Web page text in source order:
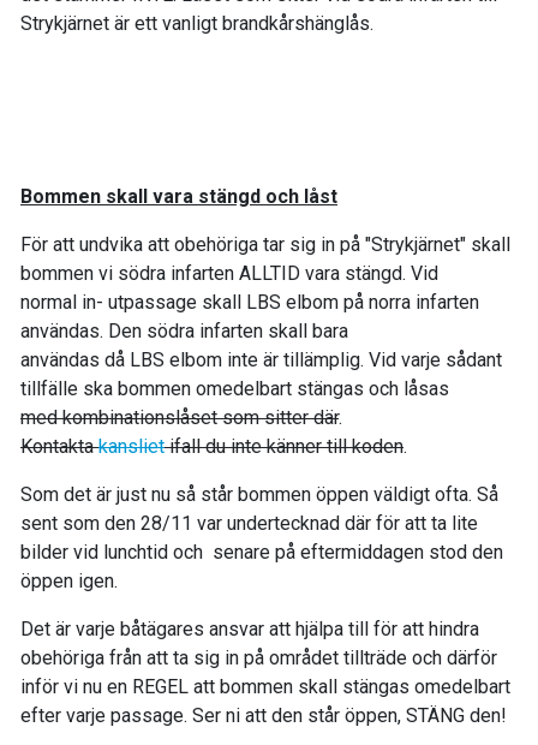
Strykjärnet är ett vanligt brandkårshänglås.
Bommen skall vara stängd och låst
För att undvika att obehöriga tar sig in på "Strykjärnet" skall
bommen vi södra infarten ALLTID vara stängd. Vid
normal in- utpassage skall LBS elbom på norra infarten
användas. Den södra infarten skall bara
användas då LBS elbom inte är tillämplig. Vid varje sådant
tillfälle ska bommen omedelbart stängas och låsas
med kombinationslåset som sitter där.
Kontaktakanslietifall du inte känner till koden.
Som det är just nu så står bommen öppen väldigt ofta. Så
sent som den 28/11 var undertecknad där för att ta lite
bilder vid lunchtid och senare på eftermiddagen stod den
öppen igen.
Det är varje båtägares ansvar att hjälpa till för att hindra
obehöriga från att ta sig in på området tillträde och därför
inför vi nu en REGEL att bommen skall stängas omedelbart
efter varje passage. Ser ni att den står öppen, STÄNG den!